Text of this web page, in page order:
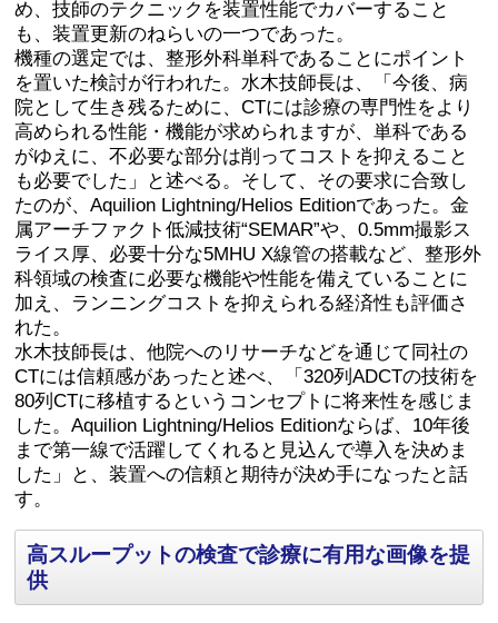
め、技師のテクニックを装置性能でカバーすること
も、装置更新のねらいの一つであった。
機種の選定では、整形外科単科であることにポイント
を置いた検討が行われた。水木技師長は、「今後、病
院として生き残るために、CTには診療の専門性をより
高められる性能・機能が求められますが、単科である
がゆえに、不必要な部分は削ってコストを抑えること
も必要でした」と述べる。そして、その要求に合致し
たのが、Aquilion Lightning/Helios Editionであった。金
属アーチファクト低減技術“SEMAR”や、0.5mm撮影ス
ライス厚、必要十分な5MHU X線管の搭載など、整形外
科領域の検査に必要な機能や性能を備えていることに
加え、ランニングコストを抑えられる経済性も評価さ
れた。
水木技師長は、他院へのリサーチなどを通じて同社の
CTには信頼感があったと述べ、「320列ADCTの技術を
80列CTに移植するというコンセプトに将来性を感じま
した。Aquilion Lightning/Helios Editionならば、10年後
まで第一線で活躍してくれると見込んで導入を決めま
した」と、装置への信頼と期待が決め手になったと話
す。
高スループットの検査で診療に有用な画像を提
供